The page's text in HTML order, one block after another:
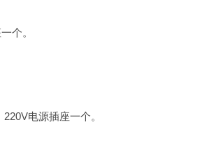
个。
电源插座一个。